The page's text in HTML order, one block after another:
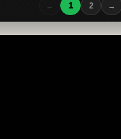
← 1 2 →
Chat Instantané
recherche de votre compositeur ?